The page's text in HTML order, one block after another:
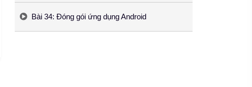
Bài 34: Đóng gói ứng dụng Android